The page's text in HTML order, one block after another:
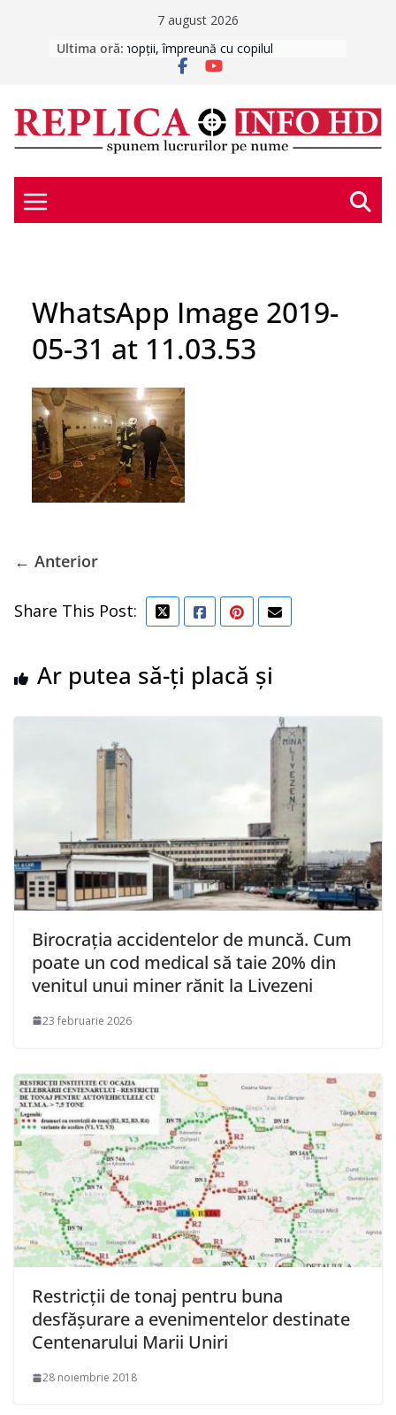
7 august 2026
Ultima oră: ATENȚIE LA MESAJE CAPCANĂ!
CABINETE STOMATOLOGICE DIN
FURTUNĂ VIOLENTĂ ÎN
HUNEDOARA
Și-a alungat partenera de viață din
WhatsApp Image 2019-
05-31 at 11.03.53
← Anterior
Share This Post:
Ar putea să-ți placă și
Birocrația accidentelor de muncă. Cum
poate un cod medical să taie 20% din
venitul unui miner rănit la Livezeni
23 februarie 2026
Restricții de tonaj pentru buna
desfășurare a evenimentelor destinate
Centenarului Marii Uniri
28 noiembrie 2018